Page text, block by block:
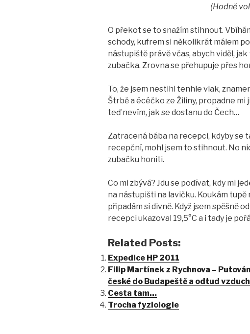
(Hodně
O překot se to snažím stihnout.
schody, kufrem si několikrát málem
nástupiště právě včas, abych viděl,
zubačka. Zrovna se přehupuje přes
To, že jsem nestihl tenhle vlak,
Štrbě a écéčko ze Žiliny, propadne mi
teď nevím, jak se dostanu do Čech…
Zatracená bába na recepci, kdyby se
recepční, mohl jsem to stihnout. No
zubačku honiti.
Co mi zbývá? Jdu se podívat, kdy mi
na nástupišti na lavičku. Koukám
připadám si divně. Když jsem spěšně
recepci ukazoval 19,5°C a i tady je
Related Posts:
Expedice HP 2011
Filip Martínek z Rychnova –
české do Budapeště a odtud
Cesta tam…
Trocha fyziologie